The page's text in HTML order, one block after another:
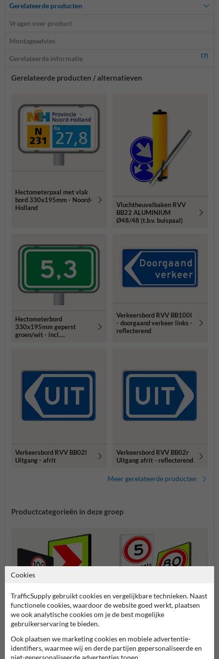
Gerelateerde producten
Vragen over product
Montageadvies
Gerelateerde informatie (7)
Gerelateerde producten / alternatieven
Hectometerpaal met vlak
bord 330x195mm - Noord-
Holland
Vluchtheuvelbaken RVV
BB22 ALUMINIUM
Ø48/48 (t.b.v. buispaal)
Hectometerbord
330x195mm geperst
groen/wit - incl.
Verkeersbord RVV BB100l
- doorgaand verkeer links -
reflecterend
Verkeersbord RVV BB02l
Uitgang - afrit
Verkeersbord RVV BB02r
Uitgang afrit - reflecterend
Meer gerelateerde producten
Productcategorieën in deze groep
Cookies
TrafficSupply gebruikt cookies en vergelijkbare technieken. Naast
functionele cookies, waardoor de website goed werkt, plaatsen
we ook analytische cookies om je de best mogelijke
gebruikerservaring te bieden.
Ook plaatsen we marketing cookies en mobiele advertentie-
identifiers, waarmee wij en derde partijen gepersonaliseerde en
niet-gepersonaliseerde advertenties tonen